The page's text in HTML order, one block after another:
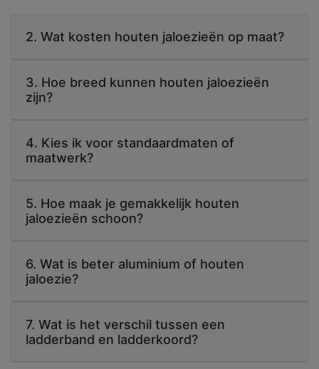
2. Wat kosten houten jaloezieën op maat?
3. Hoe breed kunnen houten jaloezieën
zijn?
4. Kies ik voor standaardmaten of
maatwerk?
5. Hoe maak je gemakkelijk houten
jaloezieën schoon?
6. Wat is beter aluminium of houten
jaloezie?
7. Wat is het verschil tussen een
ladderband en ladderkoord?